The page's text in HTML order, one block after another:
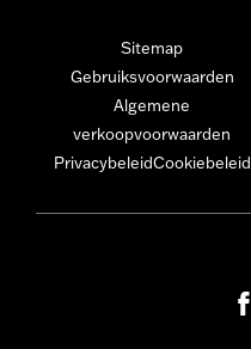
Sitemap
Gebruiksvoorwaarden
Algemene
verkoopvoorwaarden
PrivacybeleidCookiebeleid